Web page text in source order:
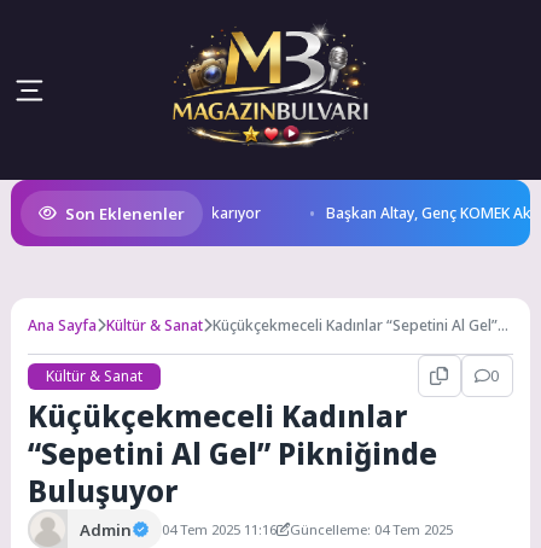
Son Eklenenler
İle Lezzetlerini Vitrine Çıkarıyor Başkan Altay, Genç KOMEK Akıl
Ana Sayfa Kültür & Sanat Küçükçekmeceli Kadınlar “Sepetini Al Gel”
Kültür & Sanat
0
Küçükçekmeceli Kadınlar
“Sepetini Al Gel” Pikniğinde
Buluşuyor
Admin 04 Tem 2025 11:16
Güncelleme: 04 Tem 2025